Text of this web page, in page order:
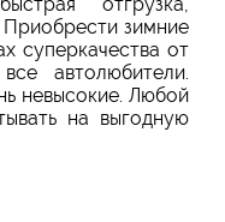
зимние
суперкачества от
автолюбители.
невысокие. Любой
на выгодную